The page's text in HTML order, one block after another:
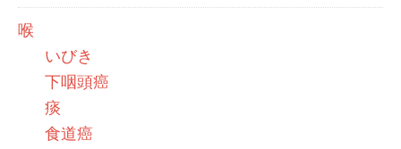
喉
いびき
下咽頭癌
痰
食道癌